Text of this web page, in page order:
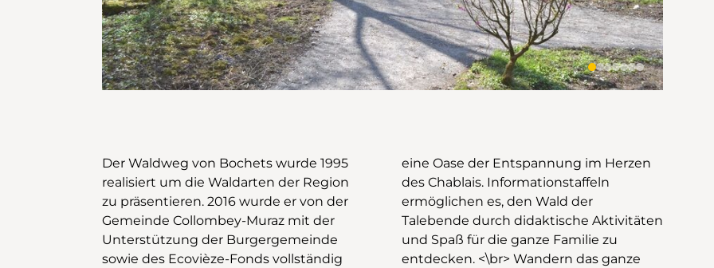
Der Waldweg von Bochets wurde 1995
realisiert um die Waldarten der Region
zu präsentieren. 2016 wurde er von der
Gemeinde Collombey-Muraz mit der
Unterstützung der Burgergemeinde
sowie des Ecovièze-Fonds vollständig
eine Oase der Entspannung im Herzen
des Chablais. Informationstaffeln
ermöglichen es, den Wald der
Talebende durch didaktische Aktivitäten
und Spaß für die ganze Familie zu
entdecken. <\br> Wandern das ganze